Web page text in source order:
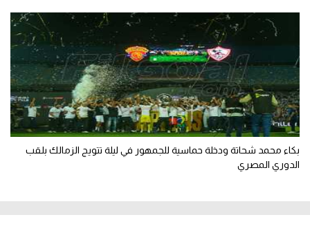
بكاء محمد شحاتة ودخلة حماسية للجمهور في ليلة تتويج الزمالك بلقب
الدوري المصري